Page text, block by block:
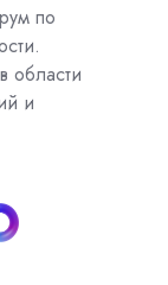
по
области
и